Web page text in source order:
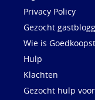
Privacy Policy
Gezocht
Wie is
Hulp
Klachten
Gezocht hulp